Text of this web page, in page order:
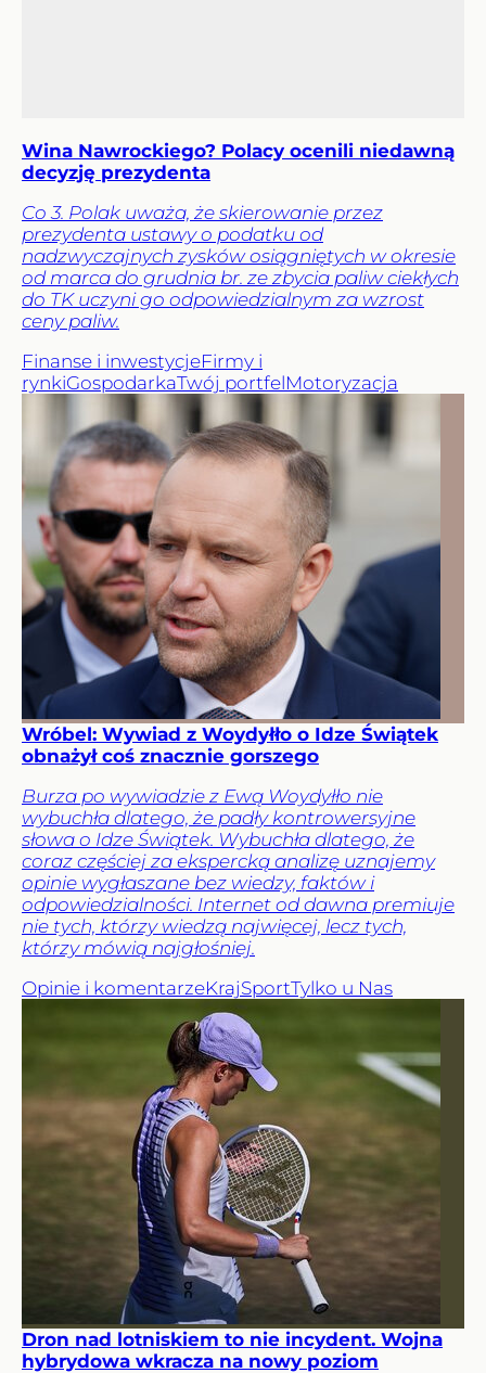
Wina Nawrockiego? Polacy ocenili niedawną
decyzję prezydenta
Co 3. Polak uważa, że skierowanie przez
prezydenta ustawy o podatku od
nadzwyczajnych zysków osiągniętych w okresie
od marca do grudnia br. ze zbycia paliw ciekłych
do TK uczyni go odpowiedzialnym za wzrost
ceny paliw.
Finanse i inwestycjeFirmy i
rynkiGospodarkaTwój portfelMotoryzacja
Wróbel: Wywiad z Woydyłło o Idze Świątek
obnażył coś znacznie gorszego
Burza po wywiadzie z Ewą Woydyłło nie
wybuchła dlatego, że padły kontrowersyjne
słowa o Idze Świątek. Wybuchła dlatego, że
coraz częściej za ekspercką analizę uznajemy
opinie wygłaszane bez wiedzy, faktów i
odpowiedzialności. Internet od dawna premiuje
nie tych, którzy wiedzą najwięcej, lecz tych,
którzy mówią najgłośniej.
Opinie i komentarzeKrajSportTylko u Nas
Dron nad lotniskiem to nie incydent. Wojna
hybrydowa wkracza na nowy poziom